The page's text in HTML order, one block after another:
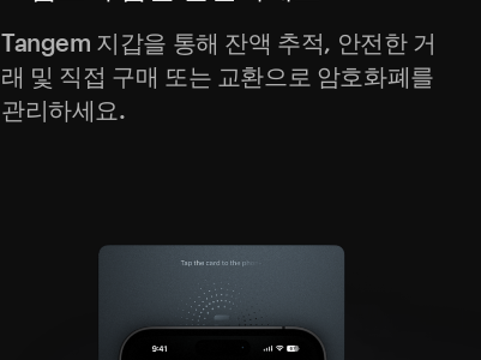
Tangem 지갑을 통해 잔액 추적, 안전한 거
래 및 직접 구매 또는 교환으로 암호화폐를
관리하세요.